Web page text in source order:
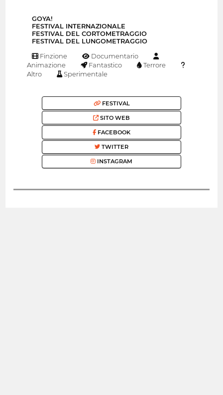
GOYA!
FESTIVAL INTERNAZIONALE
FESTIVAL DEL CORTOMETRAGGIO
FESTIVAL DEL LUNGOMETRAGGIO
Finzione
Documentario
Animazione
Fantastico
Terrore
Altro
Sperimentale
FESTIVAL
SITO WEB
FACEBOOK
TWITTER
INSTAGRAM